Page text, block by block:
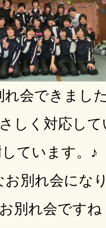
会できまし
しく対応し
ています。♪
お別れ会にな
別れ会です